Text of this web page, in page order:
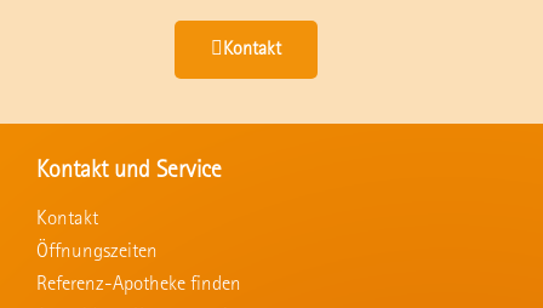
Kontakt
Kontakt und Service
Kontakt
Öffnungszeiten
Referenz-Apotheke finden